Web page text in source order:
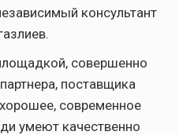
консультант
совершенно
поставщика
современное
умеют качественно